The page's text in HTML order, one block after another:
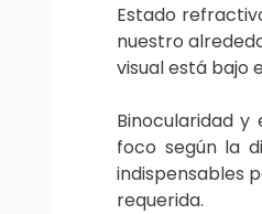
Estado
nuestro
visual está bajo
Binocularidad
foco según la
indispensables
requerida.